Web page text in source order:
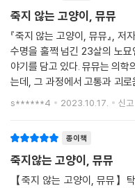
죽지 않는 고양이, 뮤뮤
『죽지 않는 고양이, 뮤뮤』, 저자 탁정
수명을 훌쩍 넘긴 23살의 노
야기를 담고 있다. 뮤뮤는 의
는데, 그 과정에서 고통과 괴
각하지만, 그 사랑은 사실 자
s******4 2023.10.17. 신고
종이책
죽지않는 고양이, 뮤뮤
【죽지 않는 고양이, 뮤뮤】